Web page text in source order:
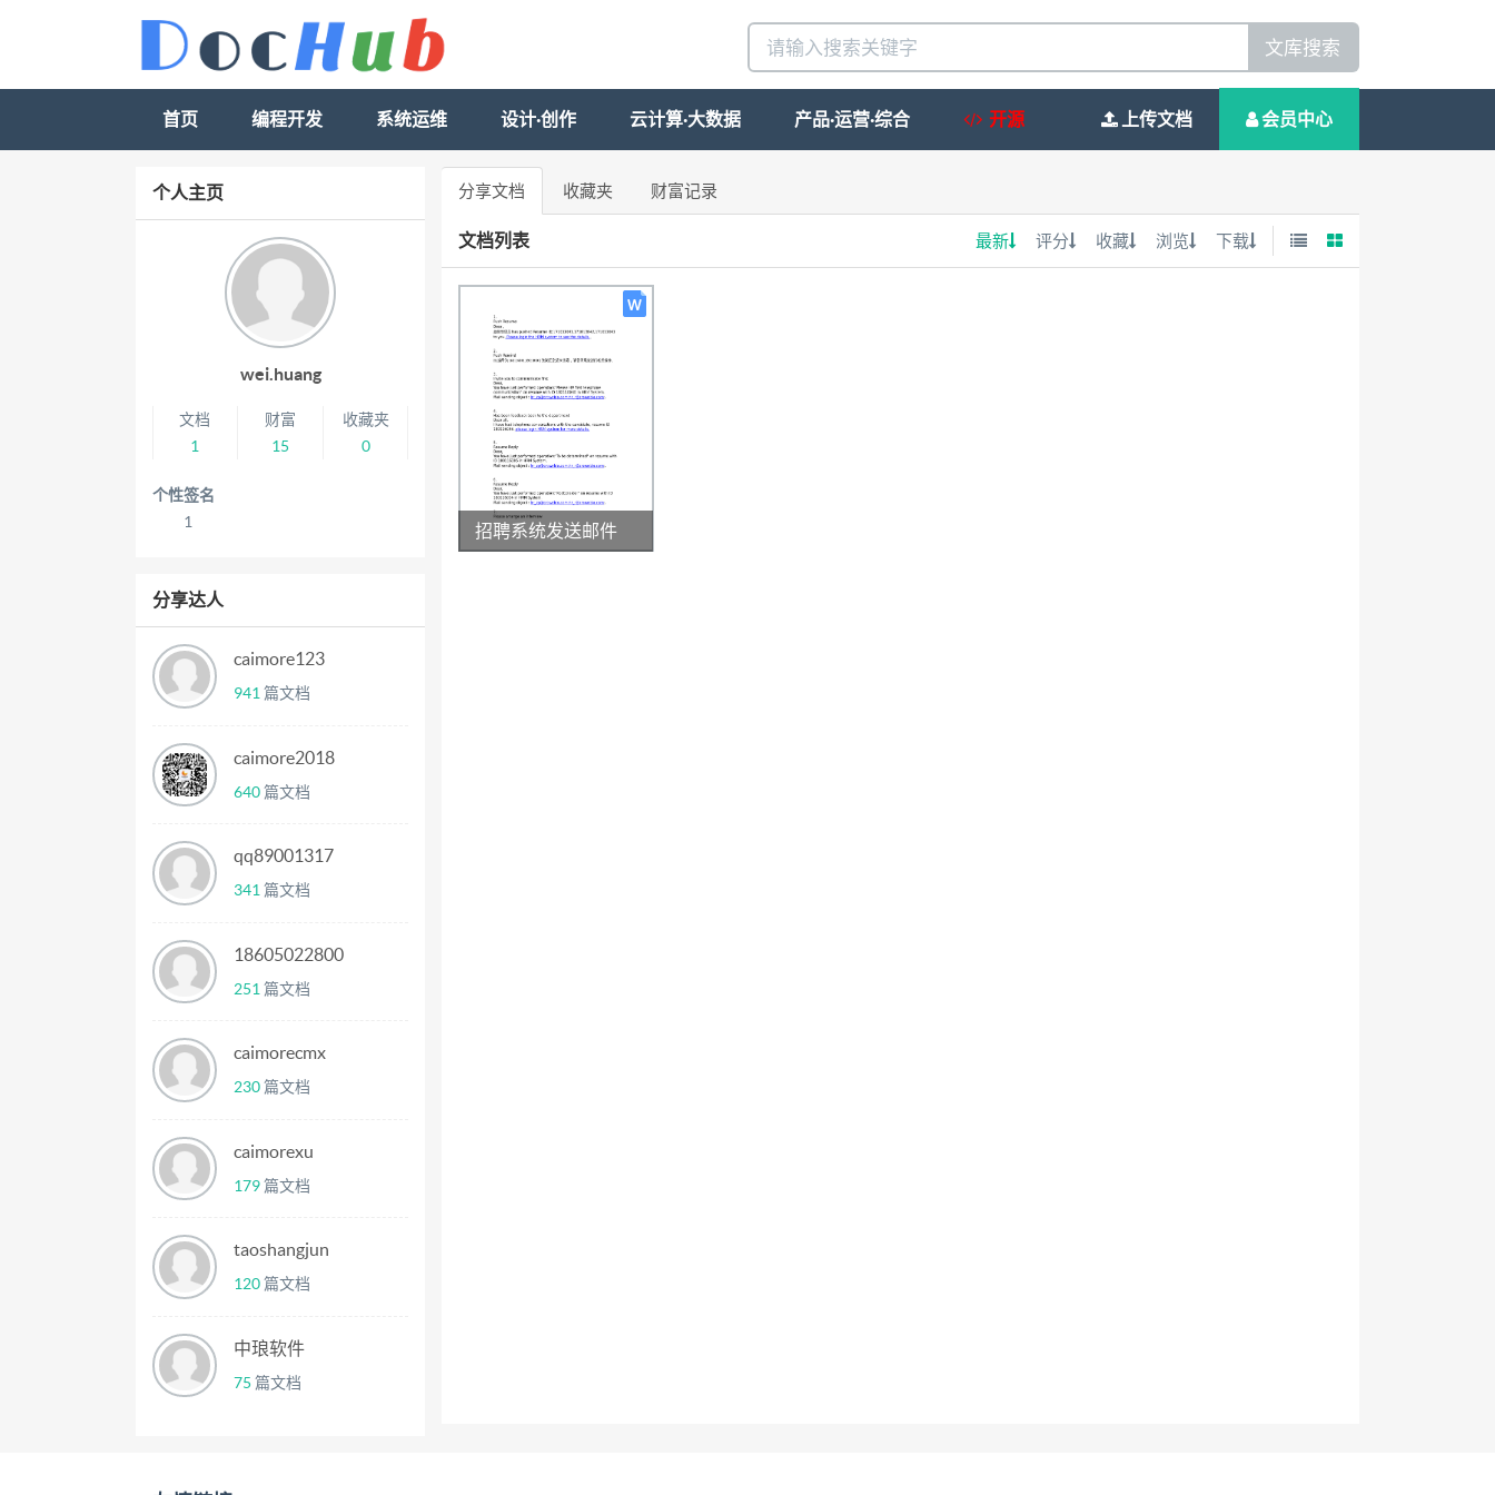
文库搜索
首页 编程开发 系统运维 设计·创作 云计算·大数据 产品·运营·综合 开源 上传文档 会员中心
个人主页
wei.huang
文档
1
财富
15
收藏夹
0
个性签名
1
分享达人
caimore123
941 篇文档
caimore2018
640篇文档
qq89001317
341 篇文档
18605022800
251 篇文档
caimorecmx
230篇文档
caimorexu
179篇文档
taoshangjun
120篇文档
中琅软件
75 篇文档
分享文档 收藏夹 财富记录
文档列表 最新 评分 收藏 浏览 下载
招聘系统发送邮件